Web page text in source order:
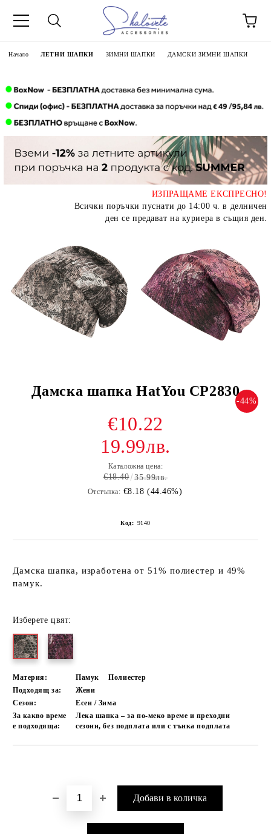
Начало ЛЕТНИ ШАПКИ ЗИМНИ ШАПКИ ДАМСКИ ЗИМНИ ШАПКИ
ИЗПРАЩАМЕ ЕКСПРЕСНО!
Всички поръчки пуснати до 14:00 ч. в делничен
ден се предават на куриера в същия ден.
Дамска шапка HatYou CP2830
-44%
€10.22
19.99лв.
Каталожна цена:
€18.40 35.99лв.
Отстъпка: €8.18 (44.46%)
Код: 9140
Дамска шапка, изработена от 51% полиестер и 49%
памук.
Изберете цвят:
Материя: Памук
Полиестер
Подходящ за:
Жени
Сезон:
Есен / Зима
За какво време
е подходяща:
Лека шапка – за по-меко време и преходни
сезони, без подплата или с тънка подплата